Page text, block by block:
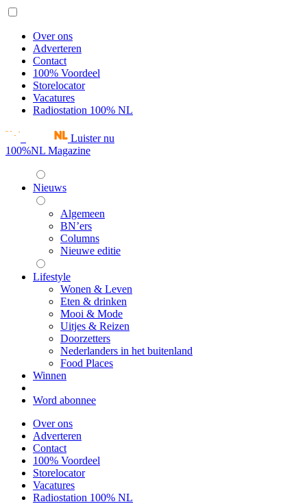
Over ons
Adverteren
Contact
100% Voordeel
Storelocator
Vacatures
Radiostation 100% NL
Luister nu
100%NL Magazine
Nieuws
Algemeen
BN’ers
Columns
Nieuwe editie
Lifestyle
Wonen & Leven
Eten & drinken
Mooi & Mode
Uitjes & Reizen
Doorzetters
Nederlanders in het buitenland
Food Places
Winnen
Word abonnee
Over ons
Adverteren
Contact
100% Voordeel
Storelocator
Vacatures
Radiostation 100% NL